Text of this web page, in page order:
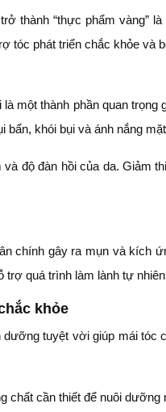
thành “thực phẩm vàng”
tóc phát triển chắc khỏe và
một thành phần quan
bẩn, khói bụi và ánh nắng
độ đàn hồi của da. Giảm
chính gây ra mụn và kích
quá trình làm lành tự
khỏe
dưỡng tuyệt vời giúp mái
chất cần thiết để nuôi